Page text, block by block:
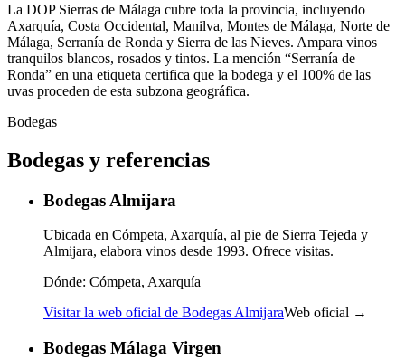
La DOP Sierras de Málaga cubre toda la provincia, incluyendo
Axarquía, Costa Occidental, Manilva, Montes de Málaga, Norte de
Málaga, Serranía de Ronda y Sierra de las Nieves. Ampara vinos
tranquilos blancos, rosados y tintos. La mención “Serranía de
Ronda” en una etiqueta certifica que la bodega y el 100% de las
uvas proceden de esta subzona geográfica.
Bodegas
Bodegas y referencias
Bodegas Almijara
Ubicada en Cómpeta, Axarquía, al pie de Sierra Tejeda y
Almijara, elabora vinos desde 1993. Ofrece visitas.
Dónde: Cómpeta, Axarquía
Visitar la web oficial de Bodegas AlmijaraWeb oficial →
Bodegas Málaga Virgen